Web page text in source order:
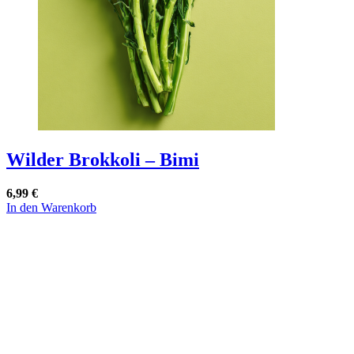
der
Produktseite
gewählt
werden
Wilder Brokkoli – Bimi
6,99 €
In den Warenkorb